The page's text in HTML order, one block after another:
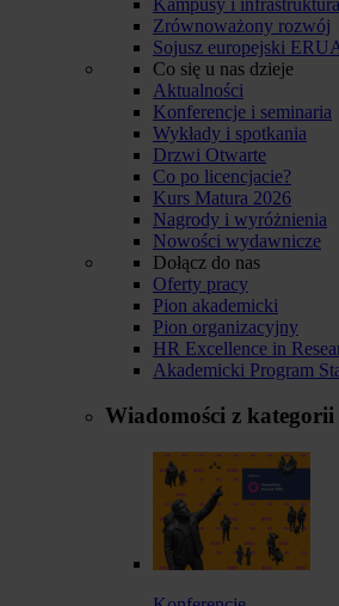
Zrównoważony rozwój
Sojusz europejski
Co się u nas dzieje
Aktualności
Konferencje i seminaria
Wykłady i spotkania
Drzwi Otwarte
Co po licencjacie?
Kurs Matura 2026
Nagrody i wyróżnienia
Nowości wydawnicze
Dołącz do nas
Oferty pracy
Pion akademicki
Pion organizacyjny
HR Excellence in
Akademicki Program
Wiadomości z kategorii